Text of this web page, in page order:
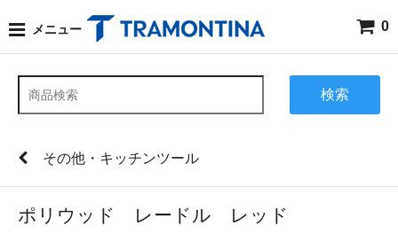
メニュー 0
検索
その他・キッチンツール
ポリウッド レードル レッド